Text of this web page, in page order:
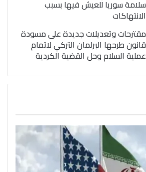
سلامة سوريا للعيش فيها بسبب
الانتهاكات
مقترحات وتعديلات جديدة على مسودة
قانون طرحها البرلمان التركي لاتمام
عملية السلام وحل القضية الكردية